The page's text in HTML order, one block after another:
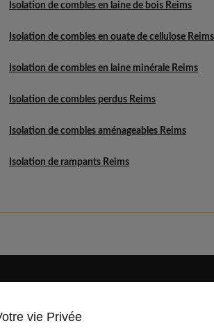
Isolation de combles en laine de bois Reims
Isolation de combles en ouate de cellulose Reims
Isolation de combles en laine minérale Reims
Isolation de combles perdus Reims
Isolation de combles aménageables Reims
Isolation de rampants Reims
vie Privée